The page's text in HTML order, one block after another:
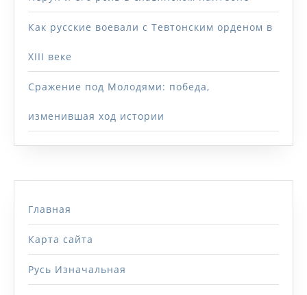
Как русские воевали с Тевтонским орденом в
XIII веке
Сражение под Молодями: победа,
изменившая ход истории
Главная
Карта сайта
Русь Изначальная